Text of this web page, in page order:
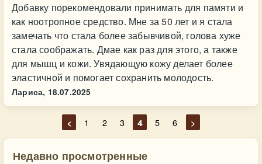
Добавку порекомендовали принимать для памяти и
как ноотропное средство. Мне за 50 лет и я стала
замечать что стала более забывчивой, голова хуже
стала соображать. Дмае как раз для этого, а также
для мышц и кожи. Увядающую кожу делает более
эластичной и помогает сохранить молодость.
Лариса, 18.07.2025
< 1 2 3 4 5 6 >
Недавно просмотренные